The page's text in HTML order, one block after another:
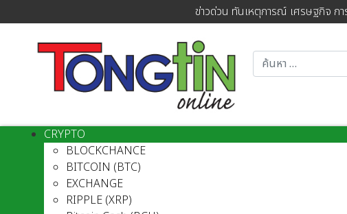
ข่าวด่วน ทันเหตุการณ์ เศรษฐกิจ ก
CRYPTO
BLOCKCHANCE
BITCOIN (BTC)
EXCHANGE
RIPPLE (XRP)